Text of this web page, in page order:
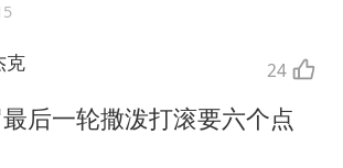
克 24
后一轮撒泼打滚要六个点